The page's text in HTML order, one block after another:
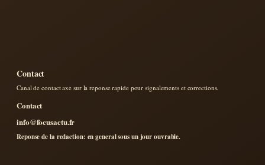
Contact
Canal de contact axe sur la reponse rapide pour signalements et corrections.
Contact
info@focusactu.fr
Reponse de la redaction: en general sous un jour ouvrable.